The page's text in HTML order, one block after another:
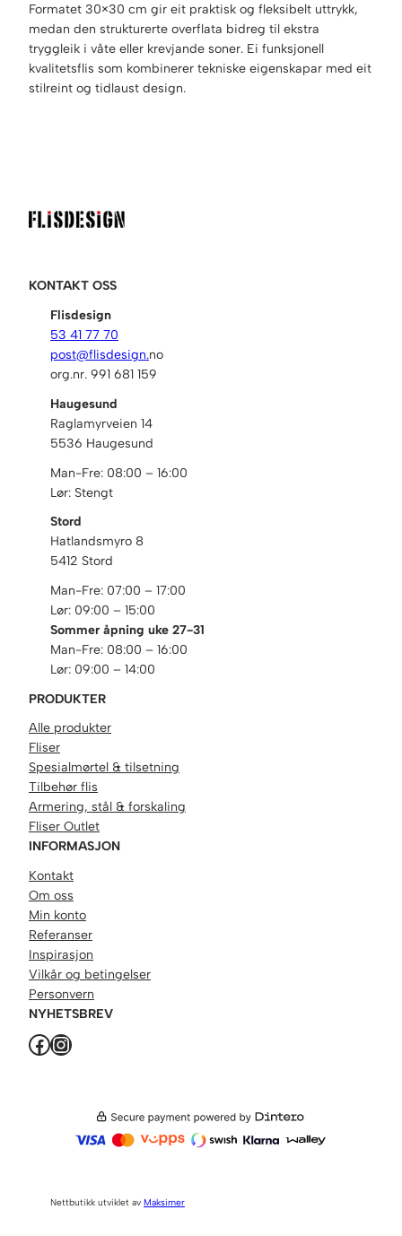
3
0
x
3
0
a
Formatet 30×30 cm gir eit praktisk og fleksibelt uttrykk,
medan den strukturerte overflata bidreg til ekstra
tryggleik i våte eller krevjande soner. Ei funksjonell
kvalitetsflis som kombinerer tekniske eigenskapar med eit
stilreint og tidlaust design.
KONTAKT OSS
Flisdesign
53 41 77 70
post@flisdesign.no
org.nr. 991 681 159
Haugesund
Raglamyrveien 14
5536 Haugesund
Man-Fre: 08:00 – 16:00
Lør: Stengt
Stord
Hatlandsmyro 8
5412 Stord
Man-Fre: 07:00 – 17:00
Lør: 09:00 – 15:00
Sommer åpning uke 27-31
Man-Fre: 08:00 – 16:00
Lør: 09:00 – 14:00
PRODUKTER
Alle produkter
Fliser
Spesialmørtel & tilsetning
Tilbehør flis
Armering, stål & forskaling
Fliser Outlet
INFORMASJON
Kontakt
Om oss
Min konto
Referanser
Inspirasjon
Vilkår og betingelser
Personvern
NYHETSBREV
Facebook Instagram
Nettbutikk utviklet av Maksimer